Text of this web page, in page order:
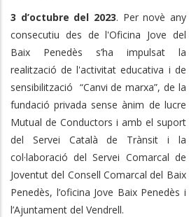
3 d’octubre del 2023. Per novè any
consecutiu des de l'Oficina Jove del
Baix Penedès s’ha impulsat la
realització de l'activitat educativa i de
sensibilització “Canvi de marxa”, de la
fundació privada sense ànim de lucre
Mutual de Conductors i amb el suport
del Servei Català de Trànsit i la
col·laboració del Servei Comarcal de
Joventut del Consell Comarcal del Baix
Penedès, l’oficina Jove Baix Penedès i
l’Ajuntament del Vendrell.